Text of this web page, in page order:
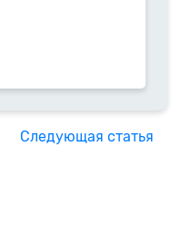
Следующая статья